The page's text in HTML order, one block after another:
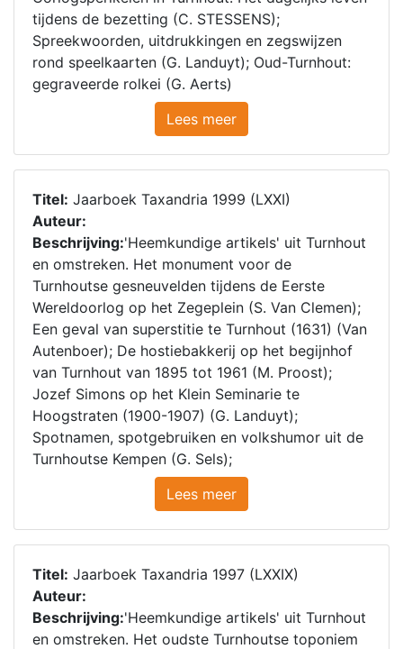
tijdens de bezetting (C. STESSENS);
Spreekwoorden, uitdrukkingen en zegswijzen
rond speelkaarten (G. Landuyt); Oud-Turnhout:
gegraveerde rolkei (G. Aerts)
Lees meer
Titel: Jaarboek Taxandria 1999 (LXXI)
Auteur:
Beschrijving:'Heemkundige artikels' uit Turnhout
en omstreken. Het monument voor de
Turnhoutse gesneuvelden tijdens de Eerste
Wereldoorlog op het Zegeplein (S. Van Clemen);
Een geval van superstitie te Turnhout (1631) (Van
Autenboer); De hostiebakkerij op het begijnhof
van Turnhout van 1895 tot 1961 (M. Proost);
Jozef Simons op het Klein Seminarie te
Hoogstraten (1900-1907) (G. Landuyt);
Spotnamen, spotgebruiken en volkshumor uit de
Turnhoutse Kempen (G. Sels);
Lees meer
Titel: Jaarboek Taxandria 1997 (LXXIX)
Auteur:
Beschrijving:'Heemkundige artikels' uit Turnhout
en omstreken. Het oudste Turnhoutse toponiem